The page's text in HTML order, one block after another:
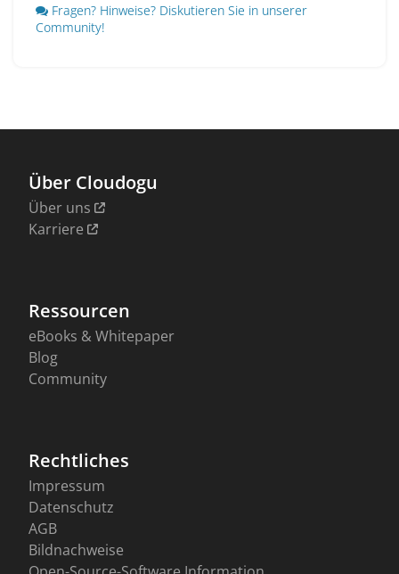
Fragen? Hinweise? Diskutieren Sie in unserer
Community!